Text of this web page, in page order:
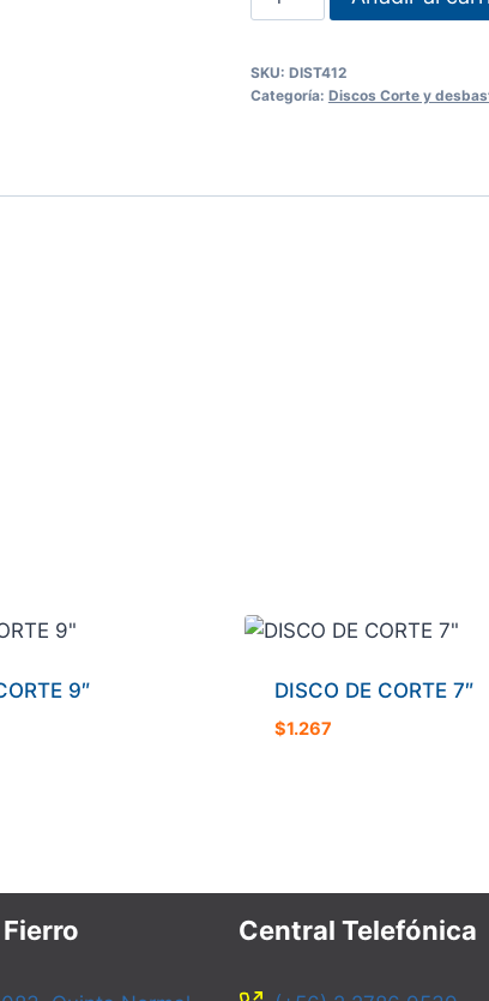
TRASLAPADO
1/2"
SKU: DIST412
Categoría: Discos Corte y
9″ DISCO DE CORTE 7″
$1.267
Central Telefónica